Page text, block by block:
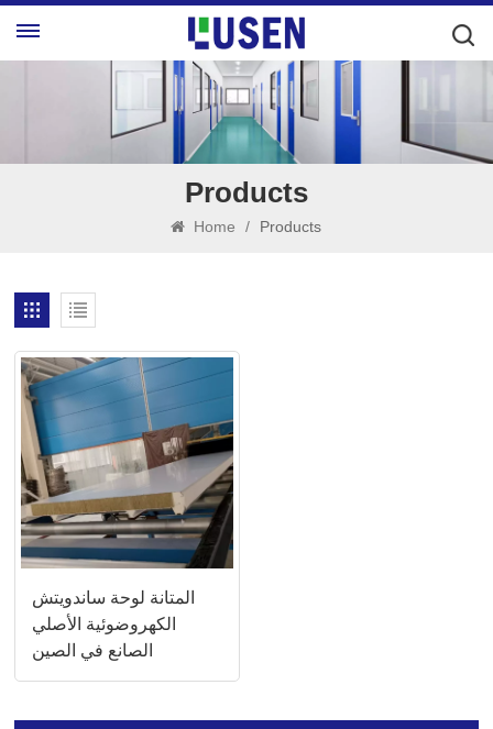
Products
Home / Products
المتانة لوحة ساندويتش
الكهروضوئية الأصلي
الصانع في الصين